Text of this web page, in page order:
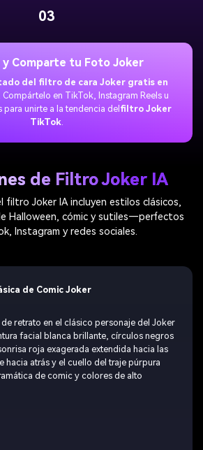
03
y Comparte tu Foto Joker
del filtro de cara Joker gratis en
Compártelo en TikTok, Instagram Reels u
unirte a la tendencia del filtro Joker
TikTok.
de Filtro Joker IA
filtro Joker IA incluyen estilos clásicos,
Halloween, cómic y sutiles—perfectos
Instagram y redes sociales.
de Comic Joker
retrato en el clásico personaje del Joker
facial blanca brillante, círculos negros
roja exagerada extendida hacia las
hacia atrás y el cuello del traje púrpura
de comic y colores de alto